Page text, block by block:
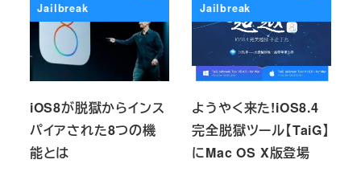
Jailbreak
iOS8が脱獄からインス
パイアされた8つの機
能とは
Jailbreak
ようやく来た!iOS8.4
完全脱獄ツール【TaiG】
にMac OS X版登場